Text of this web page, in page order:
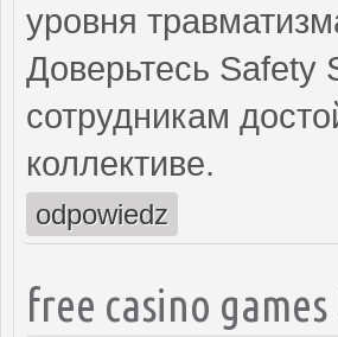
уровня
Доверьтесь Safety
сотрудникам
коллективе.
odpowiedz
free casino